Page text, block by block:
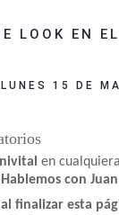
LOOK EN
15 DE
en
con
finalizar esta